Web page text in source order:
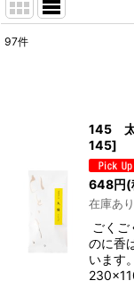
97件
145 太
145]
648円(
在庫あり
ごく
のに香
います